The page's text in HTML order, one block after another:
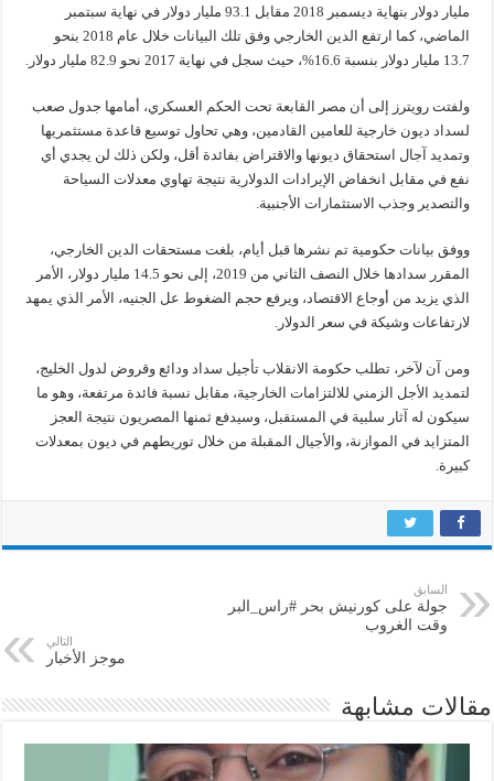
مليار دولار بنهاية ديسمبر 2018 مقابل 93.1 مليار دولار في نهاية سبتمبر
الماضي، كما ارتفع الدين الخارجي وفق تلك البيانات خلال عام 2018 بنحو
13.7 مليار دولار بنسبة 16.6%، حيث سجل في نهاية 2017 نحو 82.9 مليار دولار.
ولفتت رويترز إلى أن مصر القابعة تحت الحكم العسكري، أمامها جدول صعب
لسداد ديون خارجية للعامين القادمين، وهي تحاول توسيع قاعدة مستثمريها
وتمديد آجال استحقاق ديونها والاقتراض بفائدة أقل، ولكن ذلك لن يجدي أي
نفع في مقابل انخفاض الإيرادات الدولارية نتيجة تهاوي معدلات السياحة
والتصدير وجذب الاستثمارات الأجنبية.
ووفق بيانات حكومية تم نشرها قبل أيام، بلغت مستحقات الدين الخارجي،
المقرر سدادها خلال النصف الثاني من 2019، إلى نحو 14.5 مليار دولار، الأمر
الذي يزيد من أوجاع الاقتصاد، ويرفع حجم الضغوط عل الجنيه، الأمر الذي يمهد
لارتفاعات وشيكة في سعر الدولار.
ومن آن لآخر، تطلب حكومة الانقلاب تأجيل سداد ودائع وقروض لدول الخليج،
لتمديد الأجل الزمني للالتزامات الخارجية، مقابل نسبة فائدة مرتفعة، وهو ما
سيكون له آثار سلبية في المستقبل، وسيدفع ثمنها المصريون نتيجة العجز
المتزايد في الموازنة، والأجيال المقبلة من خلال توريطهم في ديون بمعدلات
كبيرة.
السابق
جولة على ‫كورنيش بحر #راس_البر
وقت الغروب
التالي
موجز الأخبار
مقالات مشابهة